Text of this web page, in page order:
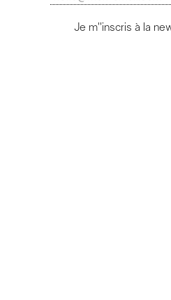
Je m''inscris à la